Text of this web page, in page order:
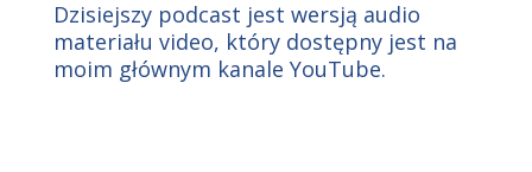
Dzisiejszy podcast jest wersją audio
materiału video, który dostępny jest na
moim głównym kanale YouTube.